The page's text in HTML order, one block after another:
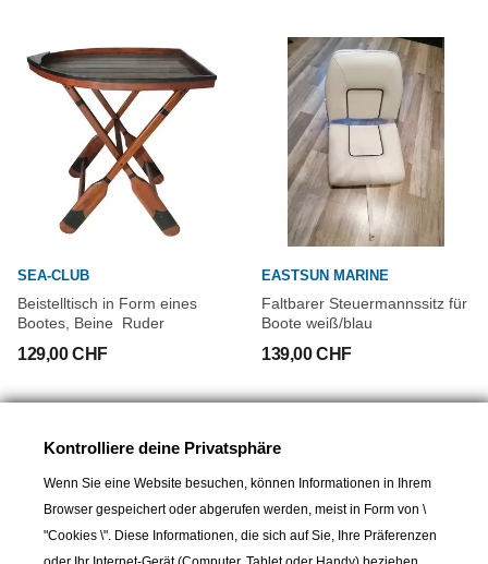
SEA-CLUB
Beistelltisch in Form eines
Bootes, Beine  Ruder
129,00 CHF
EASTSUN MARINE
Faltbarer Steuermannssitz für
Boote weiß/blau
139,00 CHF
Neu
Kontrolliere deine Privatsphäre
Wenn Sie eine Website besuchen, können Informationen in Ihrem
Browser gespeichert oder abgerufen werden, meist in Form von \
"Cookies \". Diese Informationen, die sich auf Sie, Ihre Präferenzen